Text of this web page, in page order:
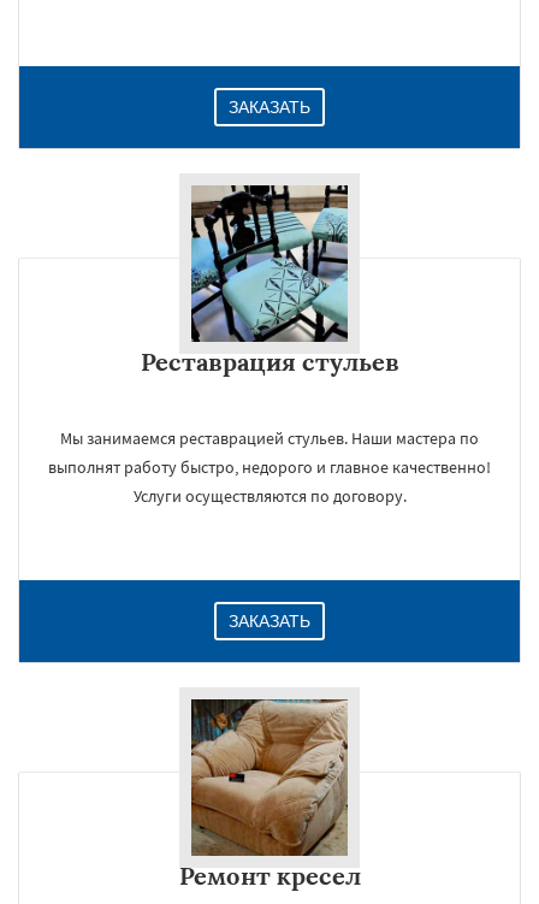
ЗАКАЗАТЬ
Реставрация стульев
Мы занимаемся реставрацией стульев. Наши мастера по
выполнят работу быстро, недорого и главное качественно!
Услуги осуществляются по договору.
ЗАКАЗАТЬ
Ремонт кресел